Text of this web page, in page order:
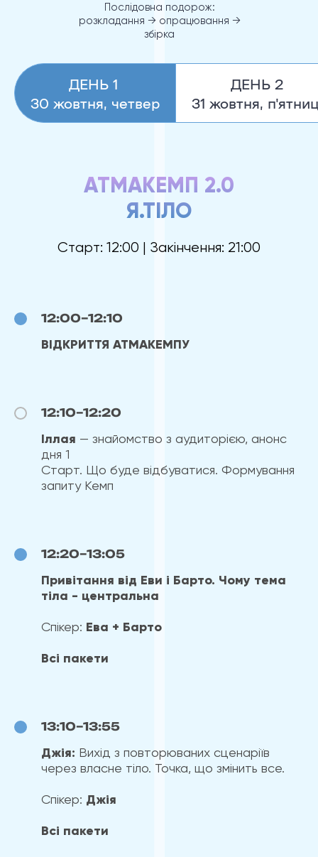
Послідовна подорож:
розкладання → опрацювання →
збірка
ДЕНЬ 1
30 жовтня, четвер
ДЕНЬ 2
31 жовтня,
АТМАКЕМП 2.0
Я.ТІЛО
Старт: 12:00 | Закінчення: 21:00
12:00–12:10
ВІДКРИТТЯ АТМАКЕМПУ
12:10–12:20
Іллая — знайомство з аудиторією, анонс
дня 1
Старт. Що буде відбуватися. Формування
запиту Кемп
12:20–13:05
Привітання від Еви і Барто. Чому тема
тіла - центральна
Спікер: Ева + Барто
Всі пакети
13:10–13:55
Джія: Вихід з повторюваних сценаріїв
через власне тіло. Точка, що змінить все.
Спікер: Джія
Всі пакети